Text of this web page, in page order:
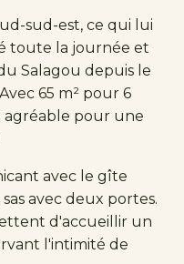
sud-est, ce qui lui
toute la journée et
Salagou depuis le
65 m² pour 6
agréable pour une
avec le gîte
avec deux portes.
d'accueillir un
l'intimité de